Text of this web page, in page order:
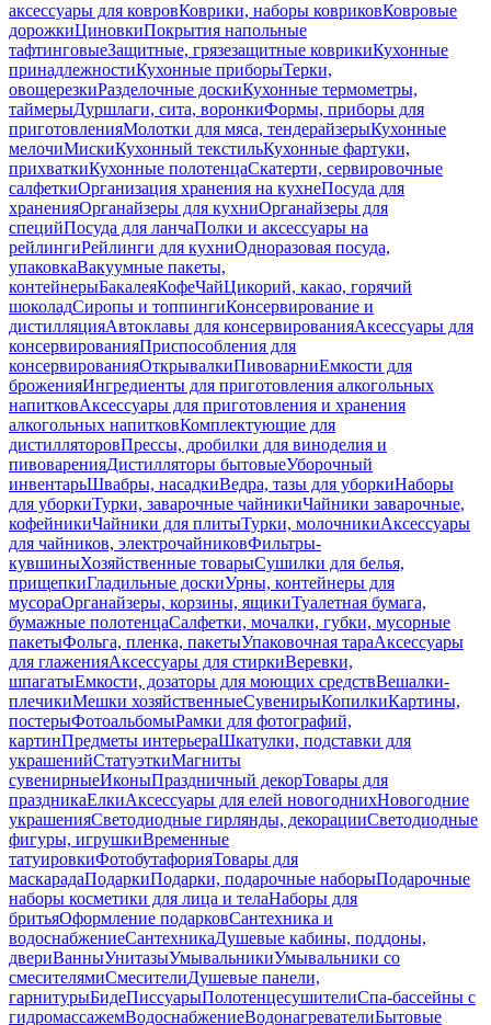
аксессуары для ковровКоврики, наборы ковриковКовровые
дорожкиЦиновкиПокрытия напольные
тафтинговыеЗащитные, грязезащитные коврикиКухонные
принадлежностиКухонные приборыТерки,
овощерезкиРазделочные доскиКухонные термометры,
таймерыДуршлаги, сита, воронкиФормы, приборы для
приготовленияМолотки для мяса, тендерайзерыКухонные
мелочиМискиКухонный текстильКухонные фартуки,
прихваткиКухонные полотенцаСкатерти, сервировочные
салфеткиОрганизация хранения на кухнеПосуда для
храненияОрганайзеры для кухниОрганайзеры для
специйПосуда для ланчаПолки и аксессуары на
рейлингиРейлинги для кухниОдноразовая посуда,
упаковкаВакуумные пакеты,
контейнерыБакалеяКофеЧайЦикорий, какао, горячий
шоколадСиропы и топпингиКонсервирование и
дистилляцияАвтоклавы для консервированияАксессуары для
консервированияПриспособления для
консервированияОткрывалкиПивоварниЕмкости для
броженияИнгредиенты для приготовления алкогольных
напитковАксессуары для приготовления и хранения
алкогольных напитковКомплектующие для
дистилляторовПрессы, дробилки для виноделия и
пивоваренияДистилляторы бытовыеУборочный
инвентарьШвабры, насадкиВедра, тазы для уборкиНаборы
для уборкиТурки, заварочные чайникиЧайники заварочные,
кофейникиЧайники для плитыТурки, молочникиАксессуары
для чайников, электрочайниковФильтры-
кувшиныХозяйственные товарыСушилки для белья,
прищепкиГладильные доскиУрны, контейнеры для
мусораОрганайзеры, корзины, ящикиТуалетная бумага,
бумажные полотенцаСалфетки, мочалки, губки, мусорные
пакетыФольга, пленка, пакетыУпаковочная тараАксессуары
для глаженияАксессуары для стиркиВеревки,
шпагатыЕмкости, дозаторы для моющих средствВешалки-
плечикиМешки хозяйственныеСувенирыКопилкиКартины,
постерыФотоальбомыРамки для фотографий,
картинПредметы интерьераШкатулки, подставки для
украшенийСтатуэткиМагниты
сувенирныеИконыПраздничный декорТовары для
праздникаЕлкиАксессуары для елей новогоднихНовогодние
украшенияСветодиодные гирлянды, декорацииСветодиодные
фигуры, игрушкиВременные
татуировкиФотобутафорияТовары для
маскарадаПодаркиПодарки, подарочные наборыПодарочные
наборы косметики для лица и телаНаборы для
бритьяОформление подарковСантехника и
водоснабжениеСантехникаДушевые кабины, поддоны,
двериВанныУнитазыУмывальникиУмывальники со
смесителямиСмесителиДушевые панели,
гарнитурыБидеПиссуарыПолотенцесушителиСпа-бассейны с
гидромассажемВодоснабжениеВодонагревателиБытовые